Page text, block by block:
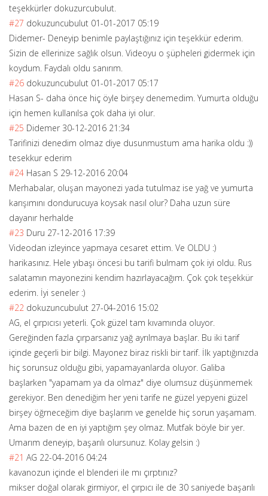
teşekkürler dokuzurcubulut.
#27 dokuzuncubulut 01-01-2017 05:19
Didemer- Deneyip benimle paylaştığınız için teşekkür ederim.
Sizin de ellerinize sağlık olsun. Videoyu o şüpheleri gidermek için
koydum. Faydalı oldu sanırım.
#26 dokuzuncubulut 01-01-2017 05:17
Hasan S- daha önce hiç öyle birşey denemedim. Yumurta olduğu
için hemen kullanılsa çok daha iyi olur.
#25 Didemer 30-12-2016 21:34
Tarifinizi denedim olmaz diye dusunmustum ama harika oldu :))
tesekkur ederim
#24 Hasan S 29-12-2016 20:04
Merhabalar, oluşan mayonezi yada tutulmaz ise yağ ve yumurta
karışımını dondurucuya koysak nasıl olur? Daha uzun süre
dayanır herhalde
#23 Duru 27-12-2016 17:39
Videodan izleyince yapmaya cesaret ettim. Ve OLDU :)
harikasınız. Hele yıbaşı öncesi bu tarifi bulmam çok iyi oldu. Rus
salatamın mayonezini kendim hazırlayacağım. Çok çok teşekkür
ederim. İyi seneler :)
#22 dokuzuncubulut 27-04-2016 15:02
AG, el çırpıcısı yeterli. Çok güzel tam kıvamında oluyor.
Gereğinden fazla çırparsanız yağ ayrılmaya başlar. Bu iki tarif
içinde geçerli bir bilgi. Mayonez biraz riskli bir tarif. İlk yaptığınızda
hiç sorunsuz olduğu gibi, yapamayanlarda oluyor. Galiba
başlarken "yapamam ya da olmaz" diye olumsuz düşünmemek
gerekiyor. Ben denediğim her yeni tarife ne güzel yepyeni güzel
birşey öğrneceğim diye başlarım ve genelde hiç sorun yaşamam.
Ama bazen de en iyi yaptığım şey olmaz. Mutfak böyle bir yer.
Umarım deneyip, başarılı olursunuz. Kolay gelsin :)
#21 AG 22-04-2016 04:24
kavanozun içinde el blenderi ile mı çırptınız?
mikser doğal olarak girmiyor, el çırpıcı ile de 30 saniyede başarılı